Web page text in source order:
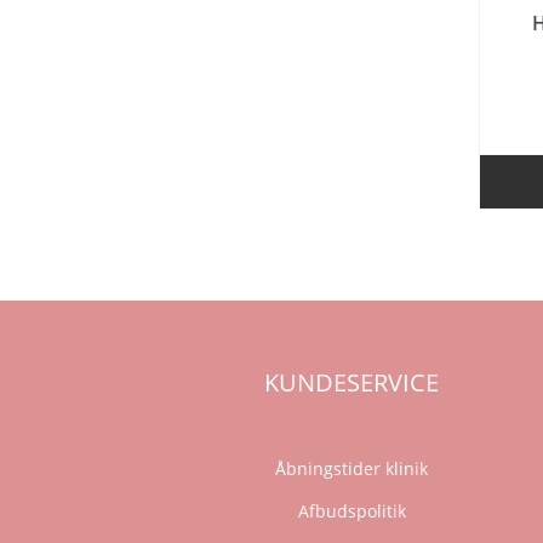
KUNDESERVICE
Åbningstider klinik
Afbudspolitik